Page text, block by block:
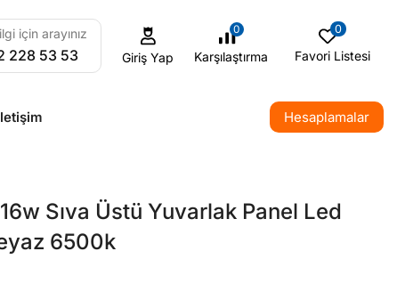
için arayınız
228 53 53 Giriş Yap
0
Karşılaştırma
0
Favori Listesi
Hesaplamalar
Sıva Üstü Yuvarlak Panel Led
6500k